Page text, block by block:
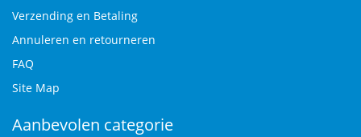
Verzending en Betaling
Annuleren en retourneren
FAQ
Site Map
Aanbevolen categorie